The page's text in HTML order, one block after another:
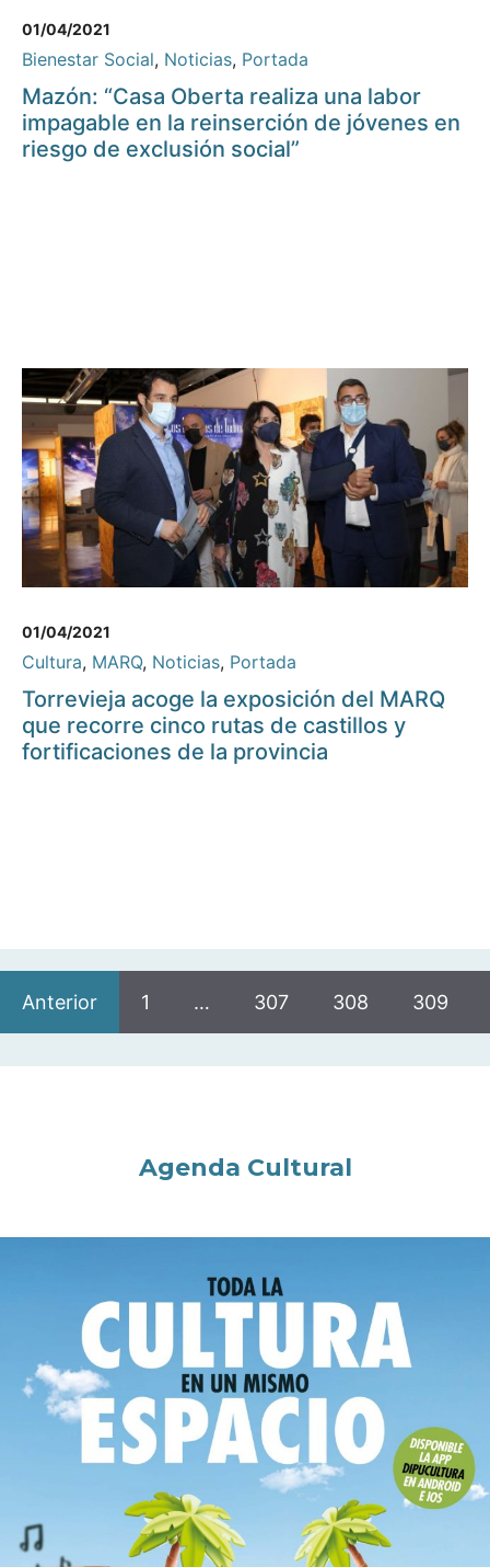
01/04/2021
Bienestar Social, Noticias, Portada
Mazón: “Casa Oberta realiza una labor
impagable en la reinserción de jóvenes en
riesgo de exclusión social”
01/04/2021
Cultura, MARQ, Noticias, Portada
Torrevieja acoge la exposición del MARQ
que recorre cinco rutas de castillos y
fortificaciones de la provincia
Anterior 1 … 307 308 309
Agenda Cultural